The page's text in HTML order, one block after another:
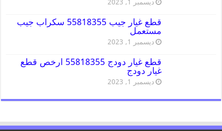
ديسمبر 1, 2023
قطع غيار جيب 55818355 سكراب جيب
مستعمل
ديسمبر 1, 2023
قطع غيار دودج 55818355 ارخص قطع
غيار دودج
ديسمبر 1, 2023